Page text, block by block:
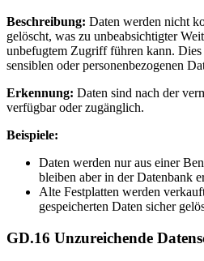
Beschreibung: Daten werden nicht
gelöscht, was zu unbeabsichtigter
unbefugtem Zugriff führen kann. Dies
sensiblen oder personenbezogenen
Erkennung: Daten sind nach der
verfügbar oder zugänglich.
Beispiele:
Daten werden nur aus einer
bleiben aber in der Datenbank
Alte Festplatten werden
gespeicherten Daten sicher
GD.16 Unzureichende